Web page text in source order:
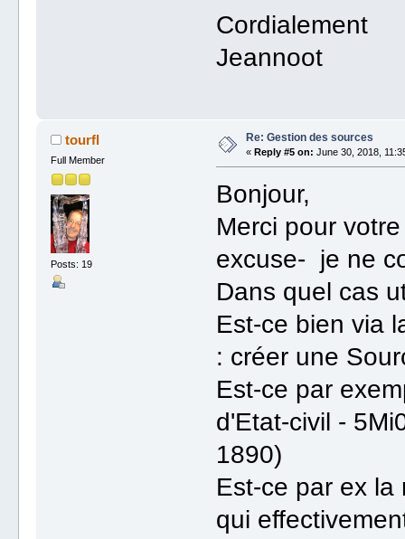
Cordialement
Jeannoot
tourfl
Full Member
Posts: 19
Re: Gestion des sources
« Reply #5 on: June 30, 2018,
Bonjour,
Merci pour
excuse- je ne
Dans quel cas
Est-ce bien via
: créer une
Est-ce par
d'Etat-civil -
1890)
Est-ce par ex
qui